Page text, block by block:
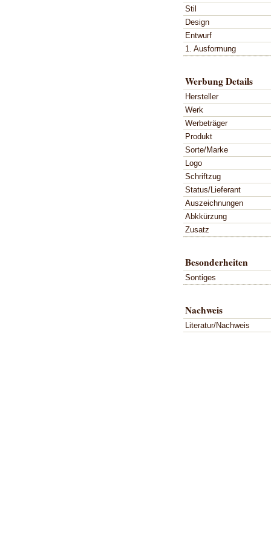
Stil
Design
Entwurf
1. Ausformung
Werbung Details
Hersteller
Werk
Werbeträger
Produkt
Sorte/Marke
Logo
Schriftzug
Status/Lieferant
Auszeichnungen
Abkkürzung
Zusatz
Besonderheiten
Sontiges
Nachweis
Literatur/Nachweis